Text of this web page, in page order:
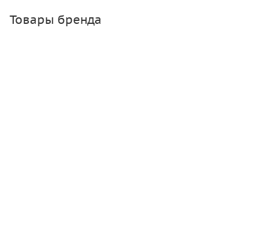
Товары бренда